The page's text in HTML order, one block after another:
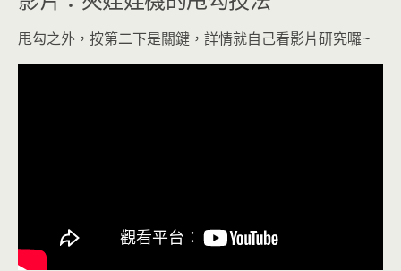
甩勾之外，按第二下是關鍵，詳情就自己看影片研究囉~